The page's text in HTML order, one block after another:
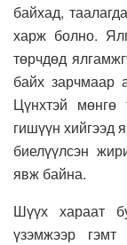
байхад,
харж болно.
төрчдөд
байх зарчмаар
Цүнхтэй мөнгө
гишүүн хийгээд
биелүүлсэн
явж байна.
Шүүх хараат
үзэмжээр